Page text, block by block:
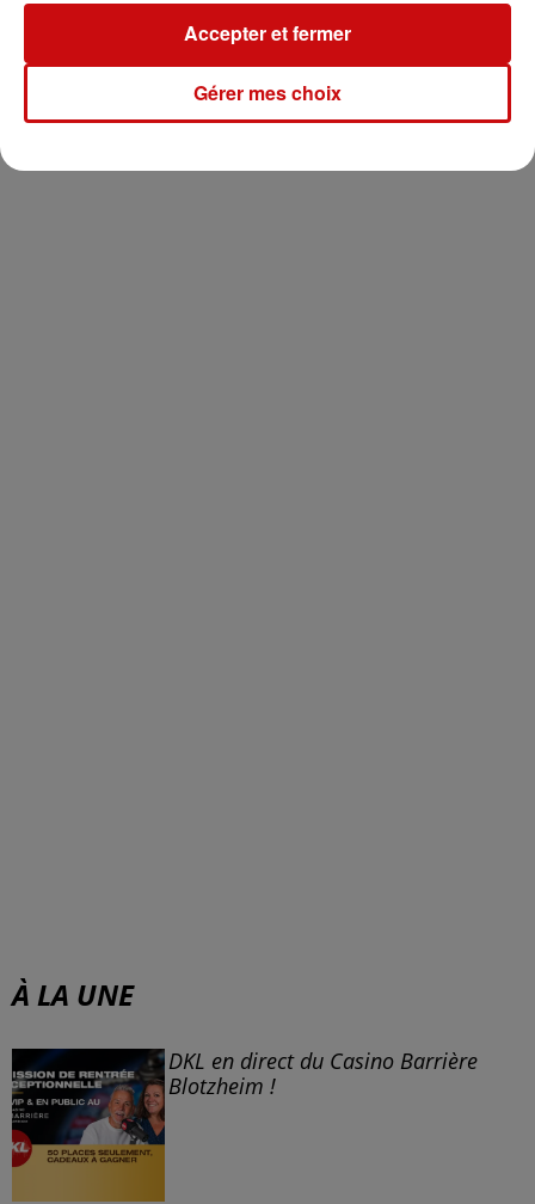
Pour en savoir plus et suivre l’évolution de la situation ,
www.vigilance.meteofrance.com
À LA UNE
DKL en direct du Casino Barrière
Blotzheim !
Gérer mes choix
Accepter et fermer